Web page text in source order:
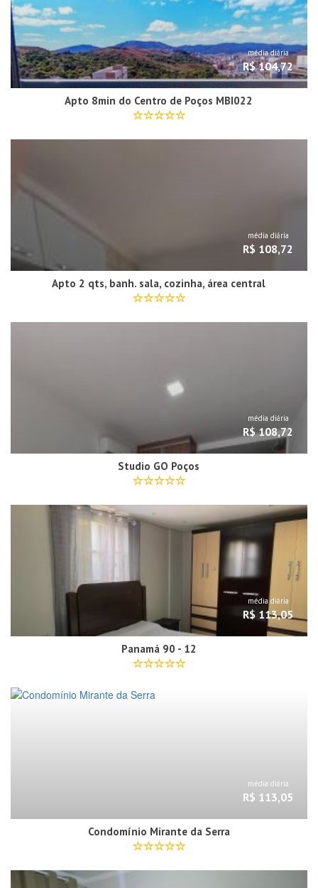
média diária
R$ 104,72
Apto 8min do Centro de Poços MBI022
média diária
R$ 108,72
Apto 2 qts, banh. sala, cozinha, área central
média diária
R$ 108,72
Studio GO Poços
média diária
R$ 113,05
Panamá 90 - 12
média diária
R$ 113,05
Condomínio Mirante da Serra